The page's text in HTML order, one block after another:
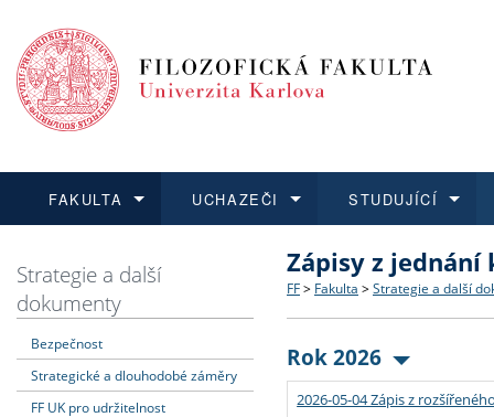
FAKULTA
Dozvědět se více
Struktura a historie
Strategie a další
Podpora a benefity pro
UCHAZEČI
Podat přihlášku
Co studovat a jak se
Učitelské studijní
Informace k průběhu
STUDUJÍCÍ
Dozvědět se více
Bakalářské a magisterské
Doktorské studium
Rigorózní řízení
Dozvědět se více
O vědě a výzkumu na FF
Akademické kvalifikace
Granty a projekty
Dozvědět se více
Aktuální nabídky a
Vyjíždějící studenti
Přijíždějící studenti
Strategie a další
dokumenty
Bezpečnost
Strategické a dlouhodobé záměry
FF UK pro udržitelnost
Zápisy z jednání
FF > Fakulta > Strategie a další
Rok 2026
2026-05-04 Zápis z